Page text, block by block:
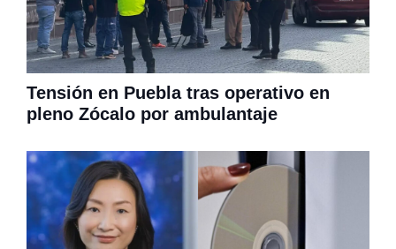
Tensión en Puebla tras operativo en
pleno Zócalo por ambulantaje